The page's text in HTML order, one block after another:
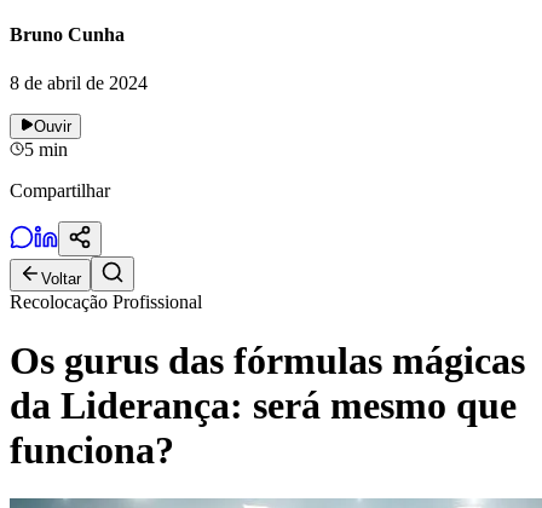
Bruno Cunha
8 de abril de 2024
Ouvir
5 min
Compartilhar
Voltar
Recolocação Profissional
Os gurus das fórmulas mágicas
da Liderança: será mesmo que
funciona?